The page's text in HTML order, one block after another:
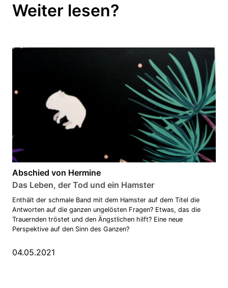
Weiter lesen?
Abschied von Hermine
Das Leben, der Tod und ein Hamster
Enthält der schmale Band mit dem Hamster auf dem Titel die
Antworten auf die ganzen ungelösten Fragen? Etwas, das die
Trauernden tröstet und den Ängstlichen hilft? Eine neue
Perspektive auf den Sinn des Ganzen?
04.05.2021